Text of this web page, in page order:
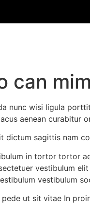
can
nunc wisi ligula
aenean curabitur
dictum sagittis nam
in tortor tortor
vestibulum
vestibulum
ut sit vitae In